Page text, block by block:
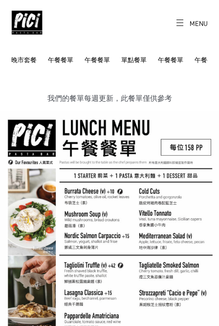
content
MENU
晚市套餐 午餐餐單 午餐餐單 單點餐單 午餐餐單 午餐餐
我們的餐單每週更新，此餐單僅供參考